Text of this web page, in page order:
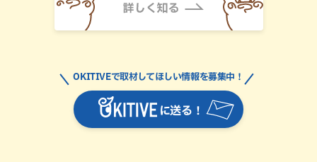
に送る！
OKITIVEで取材してほしい情報を募集中！